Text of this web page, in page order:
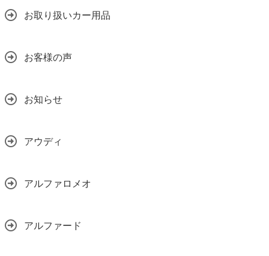
お取り扱いカー用品
お客様の声
お知らせ
アウディ
アルファロメオ
アルファード